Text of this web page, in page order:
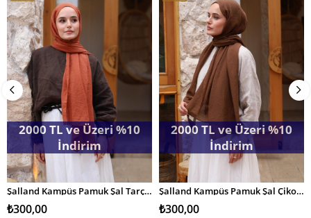
SEPETE EKLE
Ürünü
Şalland Kampüs Pamuk Şal Tarçın
2000 TL ve Üzeri %10
İndirim
₺300,00
SEPETE EKLE
Ürünü
Şalland Kampüs Pamuk Şal Çikolata
2000 TL ve Üzeri %10
İndirim
₺300,00